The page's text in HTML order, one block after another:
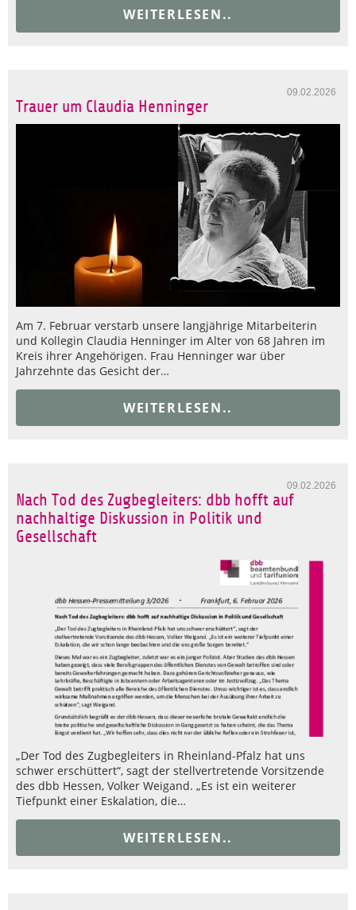
WEITERLESEN..
09.02.2026
Trauer um Claudia Henninger
Am 7. Februar verstarb unsere langjährige Mitarbeiterin
und Kollegin Claudia Henninger im Alter von 68 Jahren im
Kreis ihrer Angehörigen. Frau Henninger war über
Jahrzehnte das Gesicht der…
WEITERLESEN..
09.02.2026
Nach Tod des Zugbegleiters: dbb hofft auf
nachhaltige Diskussion in Politik und
Gesellschaft
„Der Tod des Zugbegleiters in Rheinland-Pfalz hat uns
schwer erschüttert“, sagt der stellvertretende Vorsitzende
des dbb Hessen, Volker Weigand. „Es ist ein weiterer
Tiefpunkt einer Eskalation, die…
WEITERLESEN..